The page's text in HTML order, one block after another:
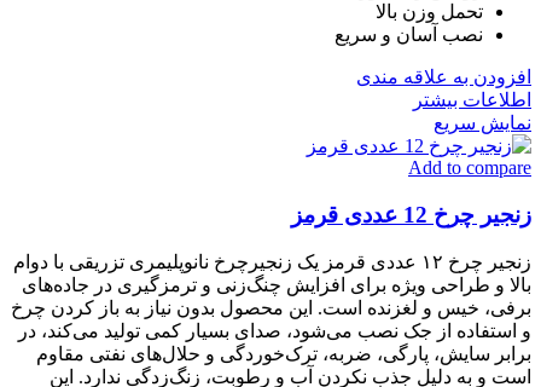
تحمل وزن بالا
نصب آسان و سریع
افزودن به علاقه مندی
اطلاعات بیشتر
نمایش سریع
Add to compare
زنجیر چرخ 12 عددی قرمز
زنجیر چرخ ۱۲ عددی قرمز یک زنجیرچرخ نانوپلیمری تزریقی با دوام
بالا و طراحی ویژه برای افزایش چنگ‌زنی و ترمزگیری در جاده‌های
برفی، خیس و لغزنده است. این محصول بدون نیاز به باز کردن چرخ
و استفاده از جک نصب می‌شود، صدای بسیار کمی تولید می‌کند، در
برابر سایش، پارگی، ضربه، ترک‌خوردگی و حلال‌های نفتی مقاوم
است و به دلیل جذب نکردن آب و رطوبت، زنگ‌زدگی ندارد. این